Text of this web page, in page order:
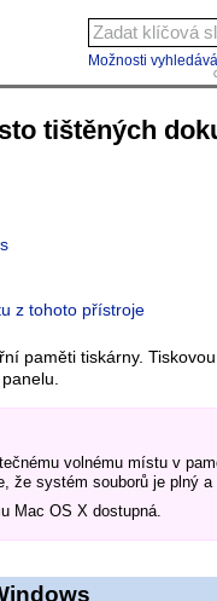
Možnosti
tištěných
z tohoto přístroje
paměti tiskárny.
volnému místu v
že systém souborů je plný
Mac OS X dostupná.